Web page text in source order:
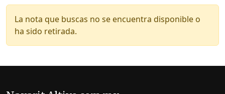
La nota que buscas no se encuentra disponible o
ha sido retirada.